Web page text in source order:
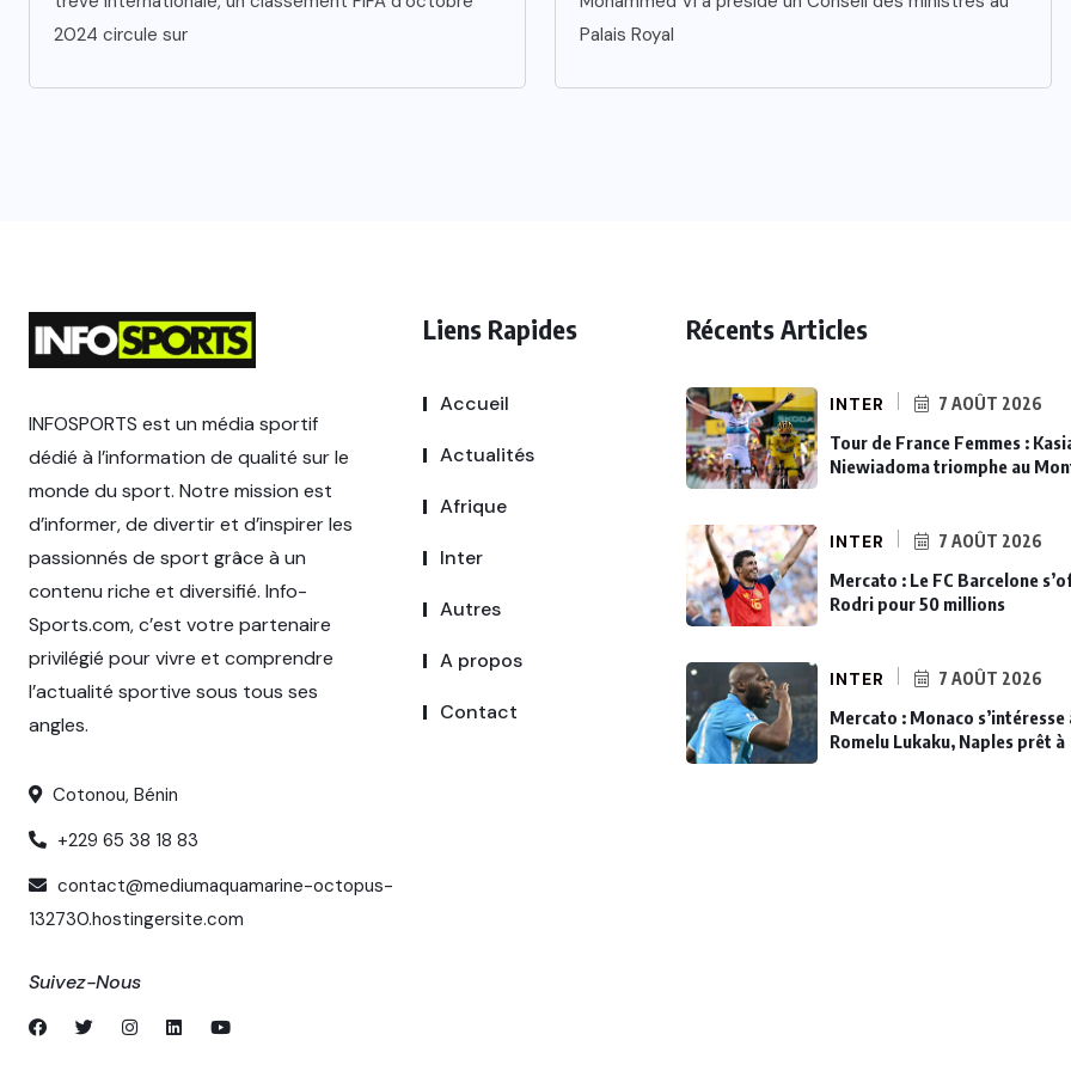
2024 circule sur
Palais Royal
INFOSPORTS est un média sportif
dédié à l’information de qualité sur le
monde du sport. Notre mission est
d’informer, de divertir et d’inspirer les
passionnés de sport grâce à un
contenu riche et diversifié. Info-
Sports.com, c’est votre partenaire
privilégié pour vivre et comprendre
l’actualité sportive sous tous ses
angles.
Cotonou, Bénin
+229 65 38 18 83
contact@mediumaquamarine-octopus-
132730.hostingersite.com
Suivez-Nous
Liens Rapides
Accueil
Actualités
Afrique
Inter
Autres
A propos
Contact
Récents Articles
INTER 7 AOÛT 2026
Tour de France Femmes :
Niewiadoma triomphe au
INTER 7 AOÛT 2026
Mercato : Le FC Barcelone
Rodri pour 50 millions
INTER 7 AOÛT 2026
Mercato : Monaco s’intéresse
Romelu Lukaku, Naples prêt à